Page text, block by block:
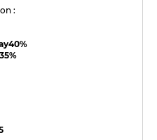
:
40%
35%